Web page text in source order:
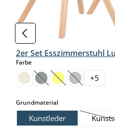
2er Set Esszimmerstuhl
Farbeauswählen
(Diese Option ist zurzeit
(Diese Option ist
(Diese
+5
Grundmaterialauswählen
Kunstleder